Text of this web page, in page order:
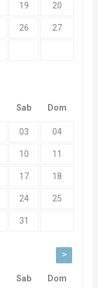
19 20
26 27
Sab Dom
03 04
10 11
17 18
24 25
31
>
Sab Dom